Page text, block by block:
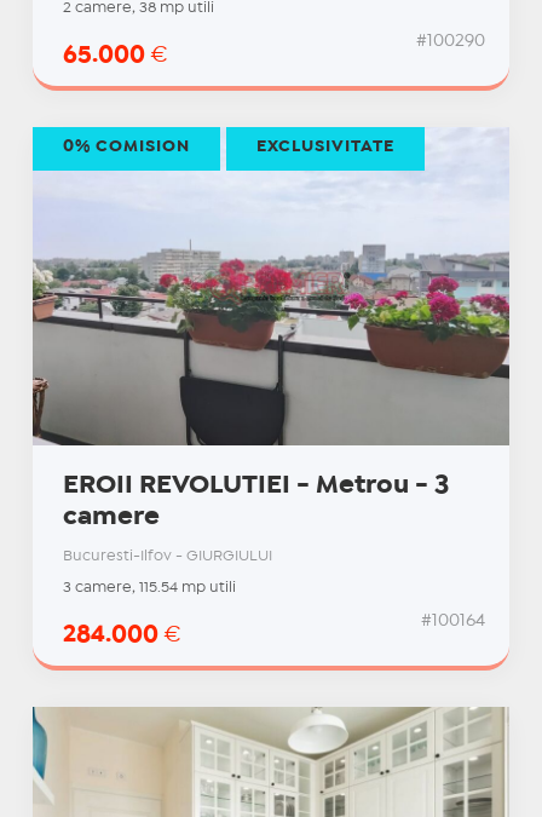
2 camere, 38 mp utili
65.000 €
#100290
EROII REVOLUTIEI - Metrou - 3
camere
Bucuresti-Ilfov - GIURGIULUI
3 camere, 115.54 mp utili
284.000 €
#100164
0% COMISION EXCLUSIVITATE